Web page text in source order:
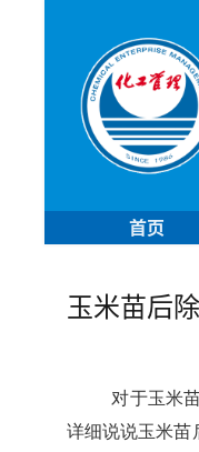
首页
玉米苗后
对于玉米
详细说说玉米苗